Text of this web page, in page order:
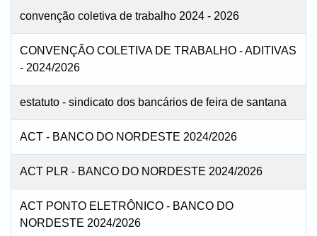
convenção coletiva de trabalho 2024 - 2026
CONVENÇÃO COLETIVA DE TRABALHO - ADITIVAS
- 2024/2026
estatuto - sindicato dos bancários de feira de santana
ACT - BANCO DO NORDESTE 2024/2026
ACT PLR - BANCO DO NORDESTE 2024/2026
ACT PONTO ELETRÔNICO - BANCO DO
NORDESTE 2024/2026